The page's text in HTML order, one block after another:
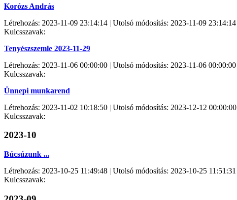
Korózs András
Létrehozás: 2023-11-09 23:14:14 | Utolsó módosítás: 2023-11-09 23:14:14
Kulcsszavak:
Tenyészszemle 2023-11-29
Létrehozás: 2023-11-06 00:00:00 | Utolsó módosítás: 2023-11-06 00:00:00
Kulcsszavak:
Ünnepi munkarend
Létrehozás: 2023-11-02 10:18:50 | Utolsó módosítás: 2023-12-12 00:00:00
Kulcsszavak:
2023-10
Búcsúzunk ...
Létrehozás: 2023-10-25 11:49:48 | Utolsó módosítás: 2023-10-25 11:51:31
Kulcsszavak: